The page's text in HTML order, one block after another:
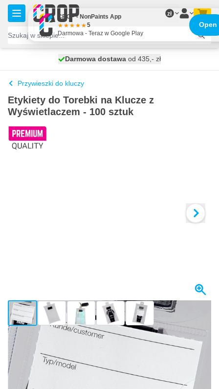
Przejdź do treści
zł
wysyłka dzisiaj
Darmowa dostawa od 435,- zł
100 dni
Przywieszki do kluczy
Etykiety do Torebki na Klucze z
Wyświetlaczem - 100 sztuk
View larger imageView larger imageView larger imageView larger imageView larger image
W magazynie
22,61 zł Z VAT
CROP - NonPaints App
5
Darmowa - Teraz w Google Play
Open